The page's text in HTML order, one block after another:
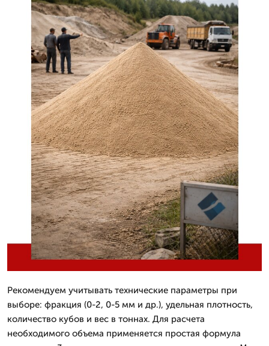
Рекомендуем учитывать технические параметры при
выборе: фракция (0-2, 0-5 мм и др.), удельная плотность,
количество кубов и вес в тоннах. Для расчета
необходимого объема применяется простая формула